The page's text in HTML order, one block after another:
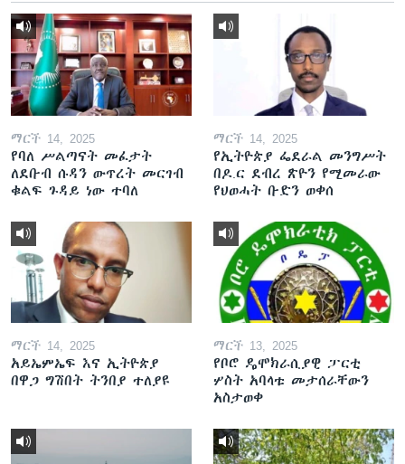
ማርች 14, 2025
የባለ ሥልጣናት መፈታት
ለደቡብ ሱዳን ውጥረት መርገብ
ቁልፍ ጉዳይ ነው ተባለ
ማርች 14, 2025
የኢትዮጵያ ፌደራል መንግሥት
በዶ.ር ደብረ ጽዮን የሚመራው
የህወሓት ቡድን ወቀሰ
ማርች 14, 2025
አይኤምኤፍ እና ኢትዮጵያ
በዋጋ ግሽበት ትንበያ ተለያዩ
ማርች 13, 2025
የቦሮ ዴሞክራሲያዊ ፓርቲ
ሦስት አባላቱ መታሰራቸውን
አስታወቀ